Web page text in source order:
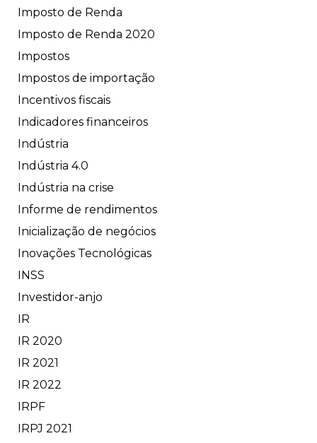
Imposto de Renda
Imposto de Renda 2020
Impostos
Impostos de importação
Incentivos fiscais
Indicadores financeiros
Indústria
Indústria 4.0
Indústria na crise
Informe de rendimentos
Inicialização de negócios
Inovações Tecnológicas
INSS
Investidor-anjo
IR
IR 2020
IR 2021
IR 2022
IRPF
IRPJ 2021